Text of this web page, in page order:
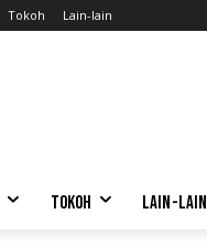
Tokoh Lain-lain
TOKOH LAIN-LAIN